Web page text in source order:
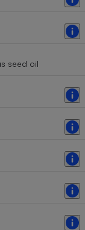
seed oil